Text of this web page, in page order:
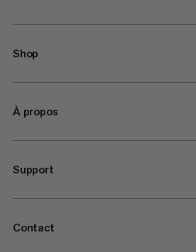
Shop
À propos
Support
Contact